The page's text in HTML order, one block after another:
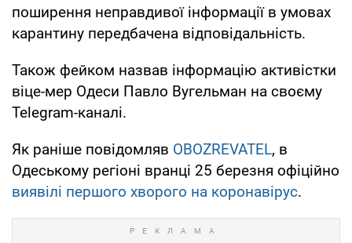
поширення неправдивої інформації в умовах
карантину передбачена відповідальність.
Також фейком назвав інформацію активістки
віце-мер Одеси Павло Вугельман на своєму
Telegram-каналі.
Як раніше повідомляв OBOZREVATEL, в
Одеському регіоні вранці 25 березня офіційно
виявілі першого хворого на коронавірус.